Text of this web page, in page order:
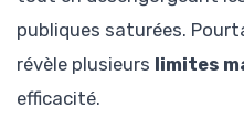
publiques saturées.
révèle plusieurs limites
efficacité.